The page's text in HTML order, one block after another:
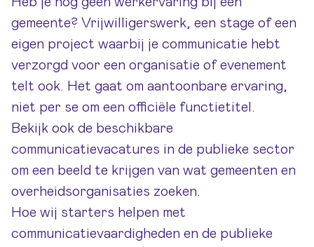
gemeente? Vrijwilligerswerk, een stage of een
eigen project waarbij je communicatie hebt
verzorgd voor een organisatie of evenement
telt ook. Het gaat om aantoonbare ervaring,
niet per se om een officiële functietitel.
Bekijk ook de beschikbare
communicatievacatures in de publieke sector
om een beeld te krijgen van wat gemeenten en
overheidsorganisaties zoeken.
Hoe wij starters helpen met
communicatievaardigheden en de publieke